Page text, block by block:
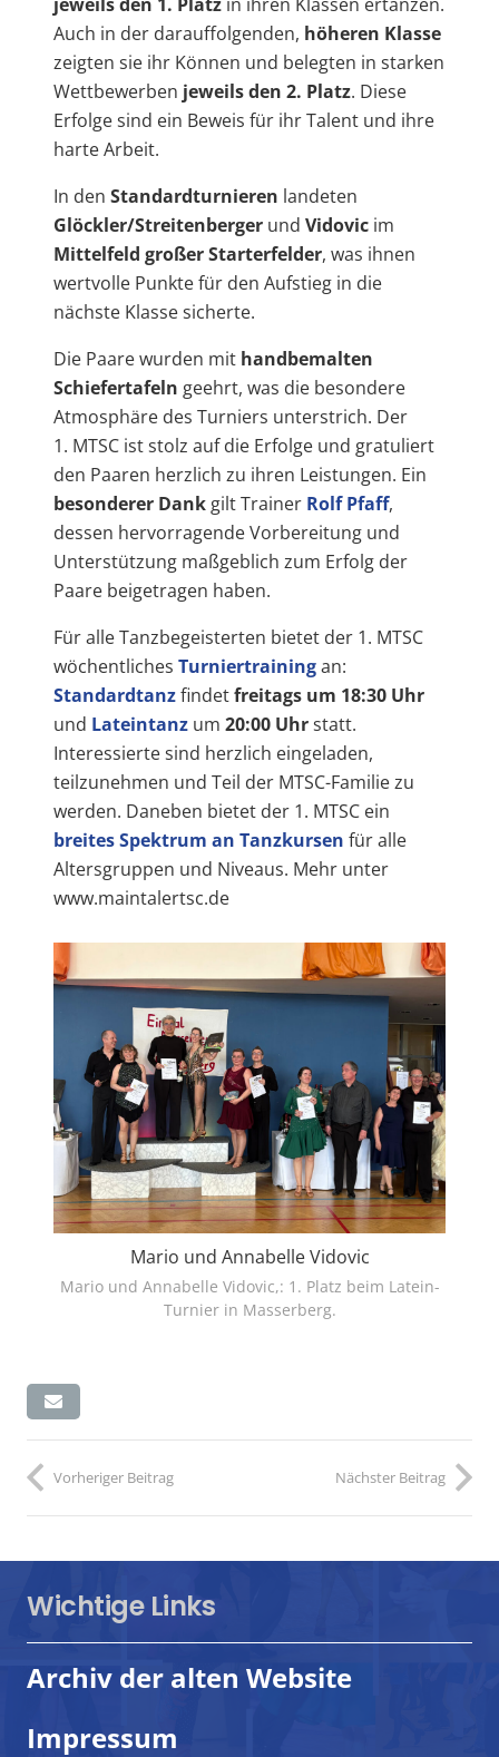
Auch in der darauffolgenden, höheren Klasse
zeigten sie ihr Können und belegten in starken
Wettbewerben jeweils den 2. Platz. Diese
Erfolge sind ein Beweis für ihr Talent und ihre
harte Arbeit.
In den Standardturnieren landeten
Glöckler/Streitenberger und Vidovic im
Mittelfeld großer Starterfelder, was ihnen
wertvolle Punkte für den Aufstieg in die
nächste Klasse sicherte.
Die Paare wurden mit handbemalten
Schiefertafeln geehrt, was die besondere
Atmosphäre des Turniers unterstrich. Der
1. MTSC ist stolz auf die Erfolge und gratuliert
den Paaren herzlich zu ihren Leistungen. Ein
besonderer Dank gilt Trainer Rolf Pfaff,
dessen hervorragende Vorbereitung und
Unterstützung maßgeblich zum Erfolg der
Paare beigetragen haben.
Für alle Tanzbegeisterten bietet der 1. MTSC
wöchentliches Turniertrainingan:
Standardtanzfindetfreitags um 18:30 Uhr
und Lateintanz um 20:00 Uhrstatt.
Interessierte sind herzlich eingeladen,
teilzunehmen und Teil der MTSC-Familie zu
werden. Daneben bietet der 1. MTSC ein
breites Spektrum an Tanzkursen für alle
Altersgruppen und Niveaus. Mehr unter
www.maintalertsc.de
Mario und Annabelle Vidovic
Mario und Annabelle Vidovic,: 1. Platz beim Latein-
Turnier in Masserberg.
Vorheriger Beitrag Nächster Beitrag
Wichtige Links
Archiv der alten Website
Impressum